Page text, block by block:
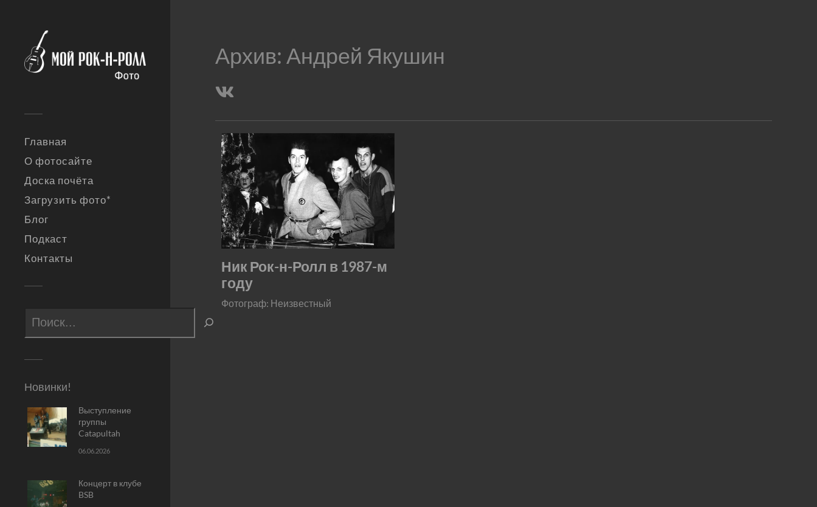
Главная
О фотосайте
Доска почёта
Загрузить фото*
Блог
Подкаст
Контакты
Новинки!
Выступление
группы
Catapultah
06.06.2026
Концерт в клубе
BSB
Архив:Андрей Якушин
Ник Рок-н-Ролл в 1987-м
году
Фотограф: Неизвестный